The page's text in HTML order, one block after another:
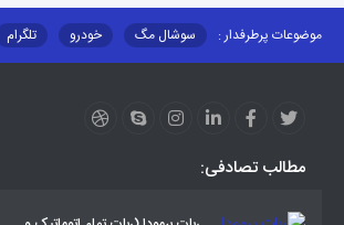
موضوعات پرطرفدار : سوشال مگ خودرو تلگرام
مطالب تصادفی: